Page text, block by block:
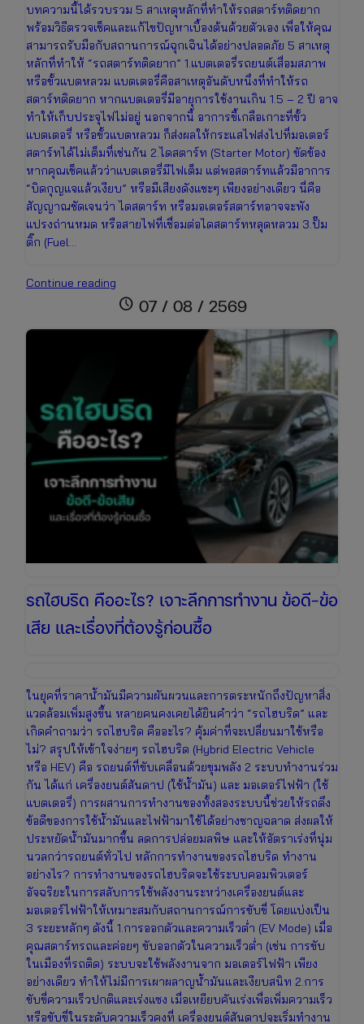
บทความนี้ได้รวบรวม 5 สาเหตุหลักที่ทำให้รถสตาร์ทติดยาก
พร้อมวิธีตรวจเช็คและแก้ไขปัญหาเบื้องต้นด้วยตัวเอง เพื่อให้คุณ
สามารถรับมือกับสถานการณ์ฉุกเฉินได้อย่างปลอดภัย 5 สาเหตุ
หลักที่ทำให้ “รถสตาร์ทติดยาก” 1.แบตเตอรี่รถยนต์เสื่อมสภาพ
หรือขั้วแบตหลวม แบตเตอรี่คือสาเหตุอันดับหนึ่งที่ทำให้รถ
สตาร์ทติดยาก หากแบตเตอรี่มีอายุการใช้งานเกิน 1.5 – 2 ปี อาจ
ทำให้เก็บประจุไฟไม่อยู่ นอกจากนี้ อาการขี้เกลือเกาะที่ขั้ว
แบตเตอรี่ หรือขั้วแบตหลวม ก็ส่งผลให้กระแสไฟส่งไปที่มอเตอร์
สตาร์ทได้ไม่เต็มที่เช่นกัน 2.ไดสตาร์ท (Starter Motor) ขัดข้อง
หากคุณเช็คแล้วว่าแบตเตอรี่มีไฟเต็ม แต่พอสตาร์ทแล้วมีอาการ
“บิดกุญแจแล้วเงียบ” หรือมีเสียงดังแชะๆ เพียงอย่างเดียว นี่คือ
สัญญาณชัดเจนว่า ไดสตาร์ท หรือมอเตอร์สตาร์ทอาจจะพัง
แปรงถ่านหมด หรือสายไฟที่เชื่อมต่อไดสตาร์ทหลุดหลวม 3.ปั๊ม
ติ๊ก (Fuel…
Continue reading
สตาร์ท
รวม
สาเหตุ
และ
วิธี
แก้ไข
เบื้อง
ต้น
schedule 07 / 08 / 2569
รถไฮบริด คืออะไร? เจาะลึกการทำงาน ข้อดี-ข้อ
เสีย และเรื่องที่ต้องรู้ก่อนซื้อ
ในยุคที่ราคาน้ำมันมีความผันผวนและการตระหนักถึงปัญหาสิ่ง
แวดล้อมเพิ่มสูงขึ้น หลายคนคงเคยได้ยินคำว่า “รถไฮบริด” และ
เกิดคำถามว่า รถไฮบริด คืออะไร? คุ้มค่าที่จะเปลี่ยนมาใช้หรือ
ไม่? สรุปให้เข้าใจง่ายๆ รถไฮบริด (Hybrid Electric Vehicle
หรือ HEV) คือ รถยนต์ที่ขับเคลื่อนด้วยขุมพลัง 2 ระบบทำงานร่วม
กัน ได้แก่ เครื่องยนต์สันดาป (ใช้น้ำมัน) และ มอเตอร์ไฟฟ้า (ใช้
แบตเตอรี่) การผสานการทำงานของทั้งสองระบบนี้ช่วยให้รถดึง
ข้อดีของการใช้น้ำมันและไฟฟ้ามาใช้ได้อย่างชาญฉลาด ส่งผลให้
ประหยัดน้ำมันมากขึ้น ลดการปล่อยมลพิษ และให้อัตราเร่งที่นุ่ม
นวลกว่ารถยนต์ทั่วไป หลักการทำงานของรถไฮบริด ทำงาน
อย่างไร? การทำงานของรถไฮบริดจะใช้ระบบคอมพิวเตอร์
อัจฉริยะในการสลับการใช้พลังงานระหว่างเครื่องยนต์และ
มอเตอร์ไฟฟ้าให้เหมาะสมกับสถานการณ์การขับขี่ โดยแบ่งเป็น
3 ระยะหลักๆ ดังนี้ 1.การออกตัวและความเร็วต่ำ (EV Mode) เมื่อ
คุณสตาร์ทรถและค่อยๆ ขับออกตัวในความเร็วต่ำ (เช่น การขับ
ในเมืองที่รถติด) ระบบจะใช้พลังงานจาก มอเตอร์ไฟฟ้า เพียง
อย่างเดียว ทำให้ไม่มีการเผาผลาญน้ำมันและเงียบสนิท 2.การ
ขับขี่ความเร็วปกติและเร่งแซง เมื่อเหยียบคันเร่งเพื่อเพิ่มความเร็ว
หรือขับขี่ในระดับความเร็วคงที่ เครื่องยนต์สันดาปจะเริ่มทำงาน